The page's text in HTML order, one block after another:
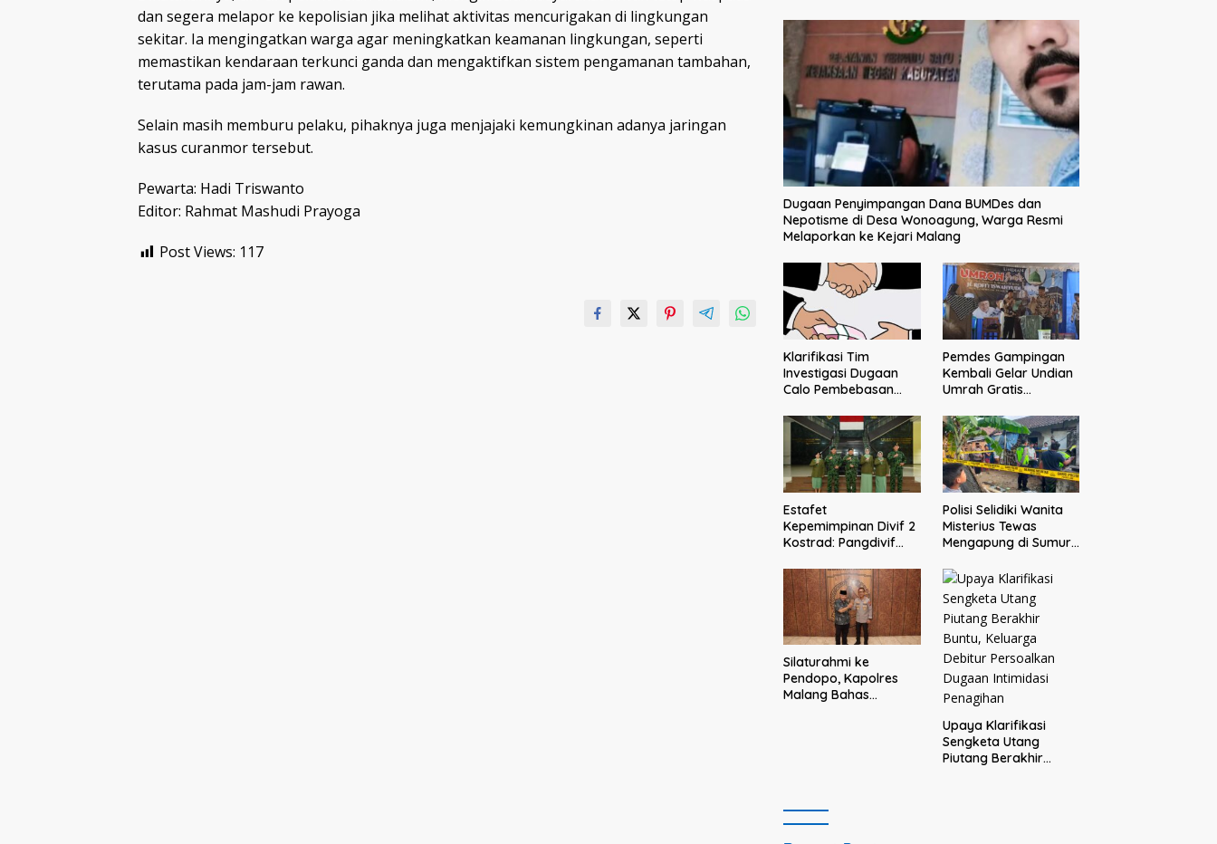
dan segera melapor ke kepolisian jika melihat aktivitas mencurigakan di lingkungan
sekitar. Ia mengingatkan warga agar meningkatkan keamanan lingkungan, seperti
memastikan kendaraan terkunci ganda dan mengaktifkan sistem pengamanan tambahan,
terutama pada jam-jam rawan.
Selain masih memburu pelaku, pihaknya juga menjajaki kemungkinan adanya jaringan
kasus curanmor tersebut.
Pewarta: Hadi Triswanto
Editor: Rahmat Mashudi Prayoga
Post Views: 117
Dugaan Penyimpangan Dana BUMDes dan
Nepotisme di Desa Wonoagung, Warga Resmi
Melaporkan ke Kejari Malang
Klarifikasi Tim
Investigasi Dugaan
Calo Pembebasan
Membuahkan Hasil
Pemdes Gampingan
Kembali Gelar Undian
Umrah Gratis
Rofi’i Iswahyudi,
Wujud Apresiasi bagi
Pejuang Sosial
Estafet
Kepemimpinan Divif 2
Kostrad: Pangdivif
harus menjadi contoh
tauladan dan solusi
bagi prajurit
Polisi Selidiki Wanita
Misterius Tewas
Mengapung di Sumur
Malang
Silaturahmi ke
Pendopo, Kapolres
Malang Bahas
Upaya Klarifikasi
Sengketa Utang
Piutang Berakhir